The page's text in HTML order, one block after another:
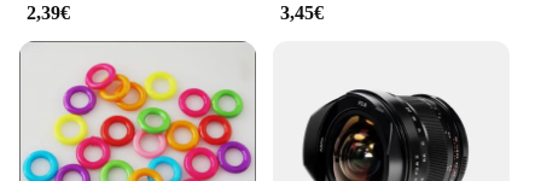
2,39€ 3,45€